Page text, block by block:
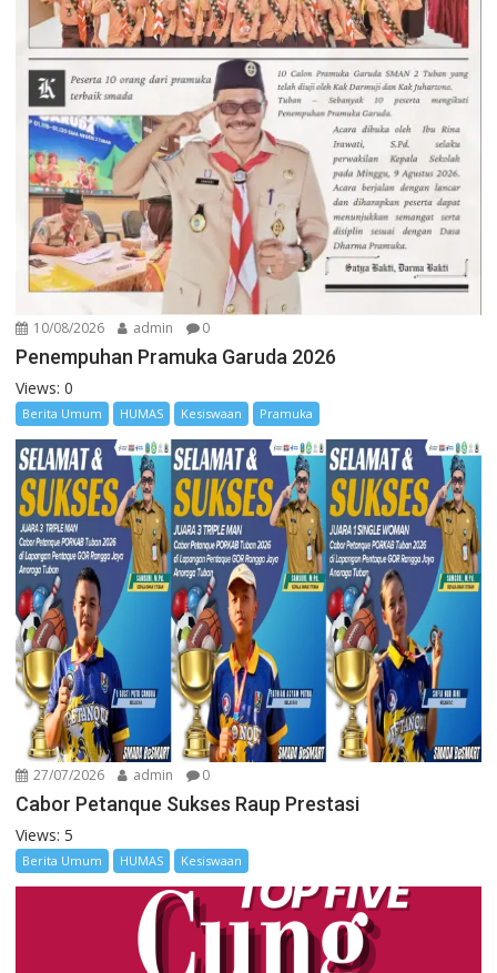
10/08/2026 admin 0
Penempuhan Pramuka Garuda 2026
Views: 0
Berita Umum HUMAS Kesiswaan Pramuka
27/07/2026 admin 0
Cabor Petanque Sukses Raup Prestasi
Views: 5
Berita Umum HUMAS Kesiswaan